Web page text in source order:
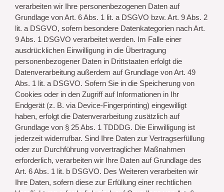
verarbeiten wir Ihre personenbezogenen Daten auf
Grundlage von Art. 6 Abs. 1 lit. a DSGVO bzw. Art. 9 Abs. 2
lit. a DSGVO, sofern besondere Datenkategorien nach Art.
9 Abs. 1 DSGVO verarbeitet werden. Im Falle einer
ausdrücklichen Einwilligung in die Übertragung
personenbezogener Daten in Drittstaaten erfolgt die
Datenverarbeitung außerdem auf Grundlage von Art. 49
Abs. 1 lit. a DSGVO. Sofern Sie in die Speicherung von
Cookies oder in den Zugriff auf Informationen in Ihr
Endgerät (z. B. via Device-Fingerprinting) eingewilligt
haben, erfolgt die Datenverarbeitung zusätzlich auf
Grundlage von § 25 Abs. 1 TDDDG. Die Einwilligung ist
jederzeit widerrufbar. Sind Ihre Daten zur Vertragserfüllung
oder zur Durchführung vorvertraglicher Maßnahmen
erforderlich, verarbeiten wir Ihre Daten auf Grundlage des
Art. 6 Abs. 1 lit. b DSGVO. Des Weiteren verarbeiten wir
Ihre Daten, sofern diese zur Erfüllung einer rechtlichen